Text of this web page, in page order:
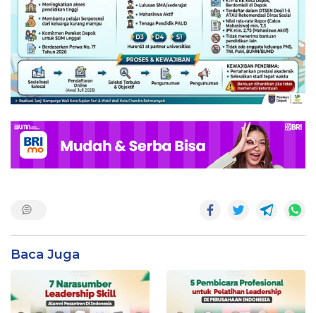
Baca Juga